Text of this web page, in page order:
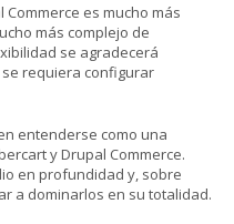
es mucho más
más complejo de
se agradecerá
requiera configurar
entenderse como una
y Drupal Commerce.
en profundidad y, sobre
a dominarlos en su totalidad.